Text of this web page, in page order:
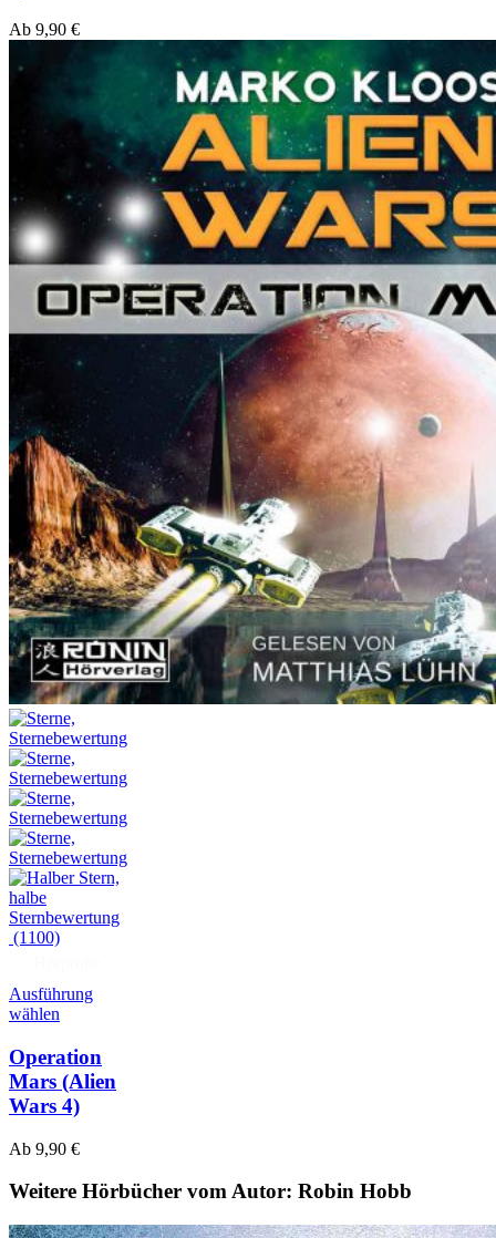
Ab 9,90 €
(1100)
Ausführung
wählen
Operation
Mars (Alien
Wars 4)
Ab 9,90 €
Weitere Hörbücher vom Autor: Robin Hobb